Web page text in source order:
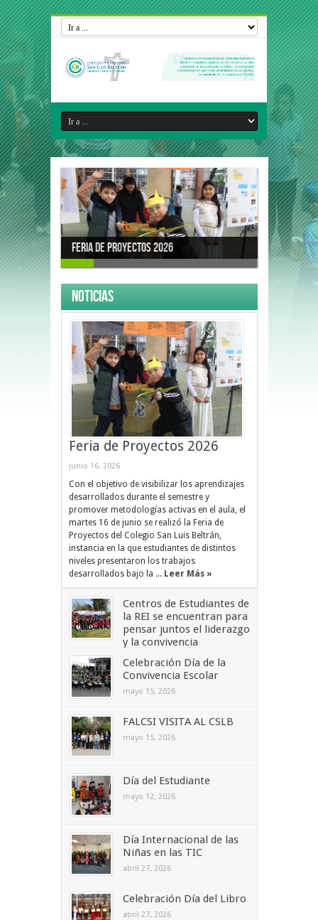
Feria de Proyectos 2026
Noticias
Feria de Proyectos 2026
junio 16, 2026
Con el objetivo de visibilizar los aprendizajes
desarrollados durante el semestre y
promover metodologías activas en el aula, el
martes 16 de junio se realizó la Feria de
Proyectos del Colegio San Luis Beltrán,
instancia en la que estudiantes de distintos
niveles presentaron los trabajos
desarrollados bajo la ... Leer Más »
Centros de Estudiantes de
la REI se encuentran para
pensar juntos el liderazgo
y la convivencia
junio 1, 2026
Celebración Día de la
Convivencia Escolar
mayo 15, 2026
FALCSI VISITA AL CSLB
mayo 15, 2026
Día del Estudiante
mayo 12, 2026
Día Internacional de las
Niñas en las TIC
abril 27, 2026
Celebración Día del Libro
abril 27, 2026